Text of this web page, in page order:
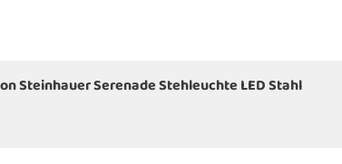
Steinhauer Serenade Stehleuchte LED Stahl